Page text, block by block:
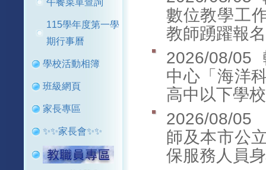
午餐菜單查詢
115學年度第一學
期行事曆
學校活動相簿
班級網頁
家長專區
✨✨家長會✨✨
數位教學工
教師踴躍報名
2026/08/05
中心「海洋
高中以下學
2026/08/05
師及本市公
保服務人員